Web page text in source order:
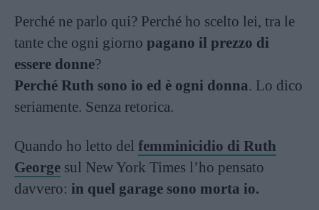
Perché ne parlo qui? Perché ho scelto lei, tra le
tante che ogni giorno pagano il prezzo di
essere donne?
Perché Ruth sono io ed è ogni donna. Lo dico
seriamente. Senza retorica.
Quando ho letto del femminicidio di Ruth
George sul New York Times l’ho pensato
davvero: in quel garage sono morta io.